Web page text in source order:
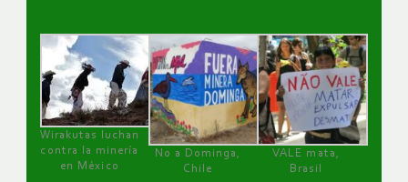
Wirakutas luchan
contra la minería
en México
No a Dominga,
Chile
VALE mata,
Brasil